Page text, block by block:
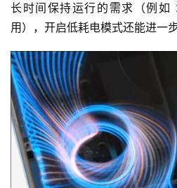
长时间保持运行的需求（例如
用），开启低耗电模式还能进一